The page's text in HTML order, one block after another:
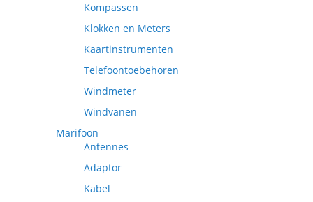
Kompassen
Klokken en Meters
Kaartinstrumenten
Telefoontoebehoren
Windmeter
Windvanen
Marifoon
Antennes
Adaptor
Kabel